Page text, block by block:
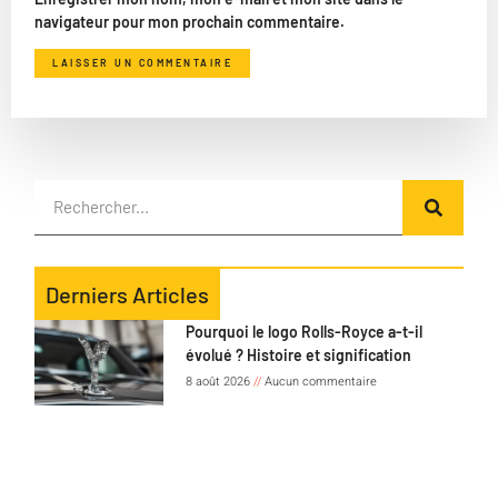
navigateur pour mon prochain commentaire.
Derniers Articles
Pourquoi le logo Rolls-Royce a-t-il
évolué ? Histoire et signification
8 août 2026 Aucun commentaire